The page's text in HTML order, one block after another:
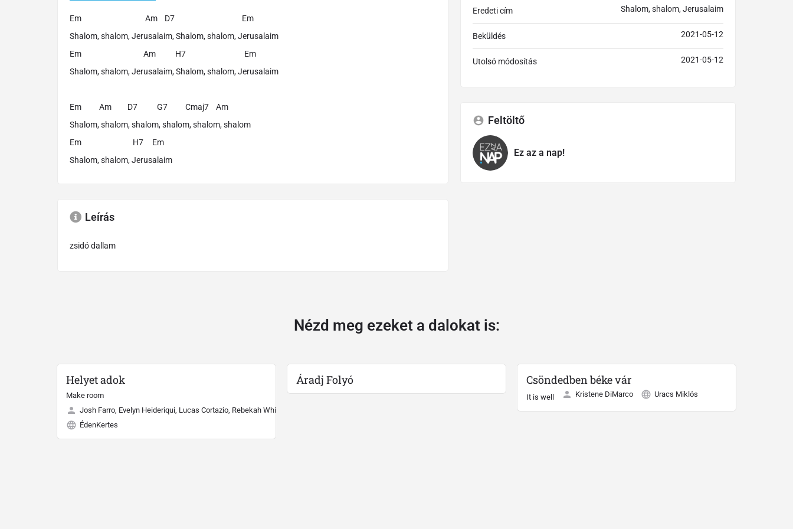
Em Am D7 Em
Shalom, shalom, Jerusalaim, Shalom, shalom, Jerusalaim
Em Am H7 Em
Shalom, shalom, Jerusalaim, Shalom, shalom, Jerusalaim
Em Am D7 G7 Cmaj7 Am
Shalom, shalom, shalom, shalom, shalom, shalom
Em H7 Em
Shalom, shalom, Jerusalaim
Leírás
zsidó dallam
Eredeti cím Shalom, shalom, Jerusalaim
Beküldés 2021-05-12
Utolsó módosítás 2021-05-12
Feltöltő
Ez az a nap!
Nézd meg ezeket a dalokat is:
Helyet adok
Make room
Josh Farro, Evelyn Heideriqui, Lucas Cortazio, Rebekah White
ÉdenKertes
Áradj Folyó Csöndedben béke vár
It is well Kristene DiMarco Uracs Miklós